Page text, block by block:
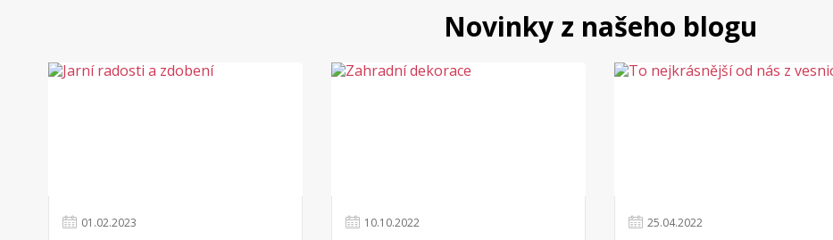
Novinky z našeho blogu
01 .02.2023 10.10.2022 25.04.2022